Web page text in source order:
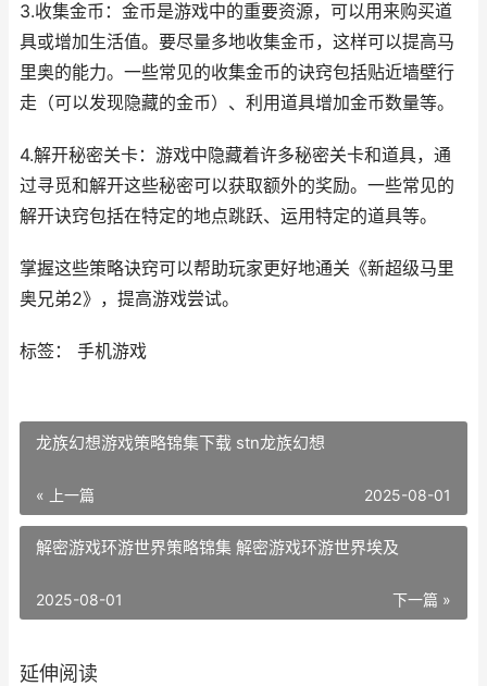
3.收集金币：金币是游戏中的重要资源，可以用来购买道
具或增加生活值。要尽量多地收集金币，这样可以提高马
里奥的能力。一些常见的收集金币的诀窍包括贴近墙壁行
走（可以发现隐藏的金币）、利用道具增加金币数量等。
4.解开秘密关卡：游戏中隐藏着许多秘密关卡和道具，通
过寻觅和解开这些秘密可以获取额外的奖励。一些常见的
解开诀窍包括在特定的地点跳跃、运用特定的道具等。
掌握这些策略诀窍可以帮助玩家更好地通关《新超级马里
奥兄弟2》，提高游戏尝试。
标签： 手机游戏
龙族幻想游戏策略锦集下载 stn龙族幻想
« 上一篇 2025-08-01
解密游戏环游世界策略锦集 解密游戏环游世界埃及
下一篇 »
2025-08-01
延伸阅读